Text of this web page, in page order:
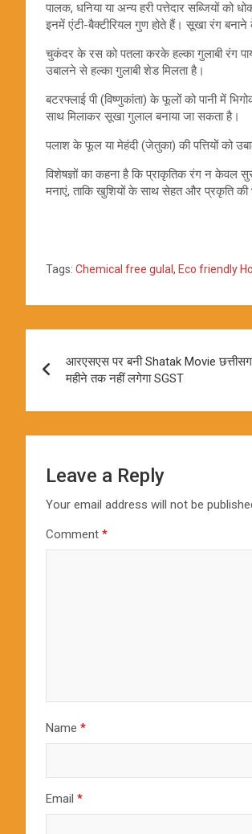
पालक, धनिया या अन्य हरी पत्तेदार सब्जियों
इनमें एंटी-बैक्टीरियल गुण होते हैं। सूखा रंग बनाने
चुकंदर के रस को पतला करके हल्का गुलाबी रंग
उबालने से हल्का गुलाबी शेड मिलता है।
बटरफ्लाई पी (विष्णुकांता) के फूलों को पानी में
साथ मिलाकर सूखा गुलाल बनाया जा सकता है।
पलाश के फूल या मेहंदी (जेतुका) की पत्तियों को
विशेषज्ञों का कहना है कि प्राकृतिक रंग न केवल
मनाएं, ताकि खुशियों के साथ सेहत और प्रकृति की
Tags: Chemical free gulal, Eco friendly
navigation
आरएसएस पर बनी Shatak Movie
महीने तक नहीं लगेगा SGST
Leave a Reply
Your email address will not be
Comment *
Name *
Email *